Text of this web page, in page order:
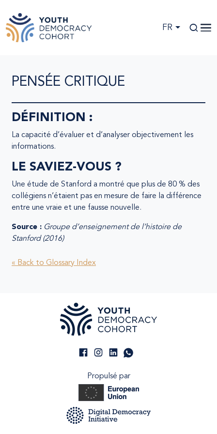
FR
PENSÉE CRITIQUE
DÉFINITION :
La capacité d’évaluer et d’analyser objectivement les
informations.
LE SAVIEZ-VOUS ?
Une étude de Stanford a montré que plus de 80 % des
collégiens n’étaient pas en mesure de faire la différence
entre une vraie et une fausse nouvelle.
Source : Groupe d’enseignement de l’histoire de
Stanford (2016)
« Back to Glossary Index
Propulsé par